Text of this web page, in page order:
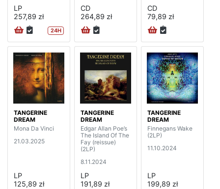
LP
257,89 zł
24H
CD
264,89 zł
CD
79,89 zł
TANGERINE
DREAM
Mona Da Vinci
21.03.2025
LP
125,89 zł
TANGERINE
DREAM
Edgar Allan Poe’s
The Island Of The
Fay (reissue)
(2LP)
8.11.2024
LP
191,89 zł
TANGERINE
DREAM
Finnegans Wake
(2LP)
11.10.2024
LP
199,89 zł